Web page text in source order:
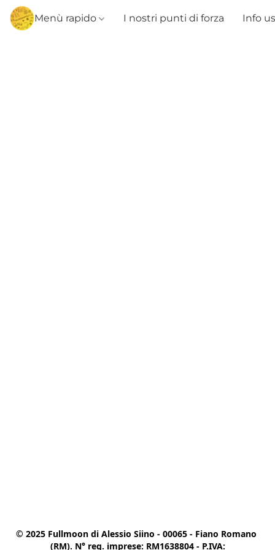
Menù rapido I nostri punti di forza Info
© 2025 Fullmoon di Alessio Siino - 00065 - Fiano Romano
(RM). N° reg. imprese: RM1638804 - P.IVA: